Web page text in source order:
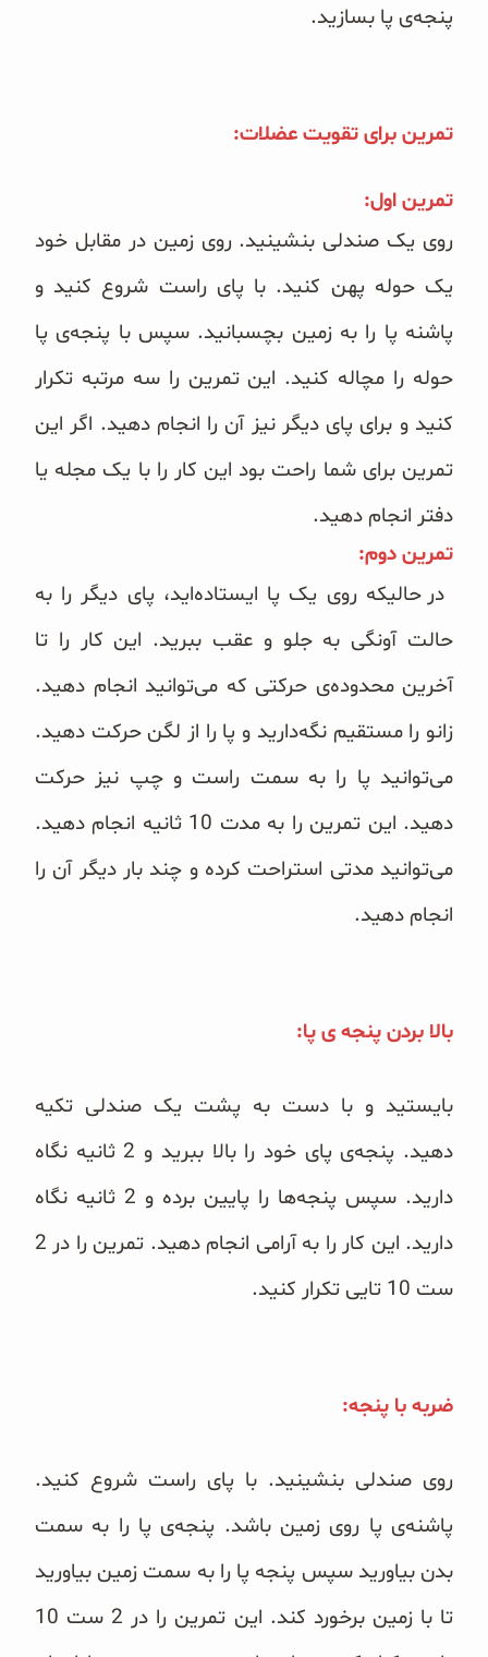
پنجه‌ی پا بسازید.
تمرین برای تقویت عضلات:
تمرین اول:
روی یک صندلی بنشینید. روی زمین در مقابل خود
یک حوله پهن کنید. با پای راست شروع کنید و
پاشنه پا را به زمین بچسبانید. سپس با پنجه‌ی پا
حوله را مچاله کنید. این تمرین را سه مرتبه تکرار
کنید و برای پای دیگر نیز آن را انجام دهید. اگر این
تمرین برای شما راحت بود این کار را با یک مجله یا
دفتر انجام دهید.
تمرین دوم:
در حالیکه روی یک پا ایستاده‌اید، پای دیگر را به
حالت آونگی به جلو و عقب ببرید. این کار را تا
آخرین محدوده‌ی حرکتی که می‌توانید انجام دهید.
زانو را مستقیم نگه‌دارید و پا را از لگن حرکت دهید.
می‌توانید پا را به سمت راست و چپ نیز حرکت
دهید. این تمرین را به مدت 10 ثانیه انجام دهید.
می‌توانید مدتی استراحت کرده و چند بار دیگر آن را
انجام دهید.
بالا بردن پنجه ی پا:
بایستید و با دست به پشت یک صندلی تکیه
دهید. پنجه‌ی پای خود را بالا ببرید و 2 ثانیه نگاه
دارید. سپس پنجه‌ها را پایین برده و 2 ثانیه نگاه
دارید. این کار را به آرامی‌ انجام دهید. تمرین را در 2
ست 10 تایی تکرار کنید.
ضربه با پنجه:
روی صندلی بنشینید. با پای راست شروع کنید.
پاشنه‌ی پا روی زمین باشد. پنجه‌ی پا را به سمت
بدن بیاورید سپس پنجه پا را به سمت زمین بیاورید
تا با زمین برخورد کند. این تمرین را در 2 ست 10